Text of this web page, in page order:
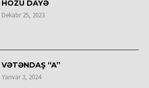
HOZU DAYƏ
Dekabr 25, 2023
VƏTƏNDAŞ “A”
Yanvar 3, 2024